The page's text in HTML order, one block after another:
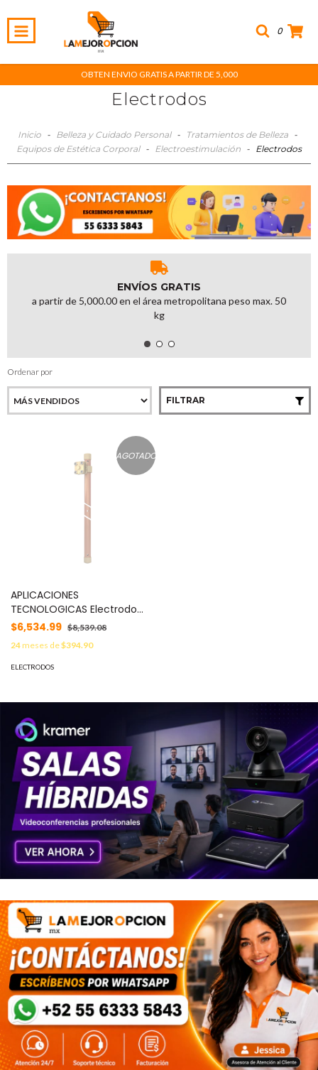
0
OBTEN ENVIO GRATIS A PARTIR DE 5,000
Electrodos
Inicio - Belleza y Cuidado Personal - Tratamientos de Belleza
-
Equipos de Estética Corporal - Electroestimulación - Electrodos
ENVÍOS GRATIS
a partir de 5,000.00 en el área metropolitana peso max. 50
kg
Ordenar por
FILTRAR
AGOTADO
APLICACIONES
TECNOLOGICAS Electrodo
Dinámico APLIROD de Ø28 x
2000 mm (Cobre + Sales)
MOD: AT024H
$6,534.99 $8,539.08
24meses de$394.90
ELECTRODOS